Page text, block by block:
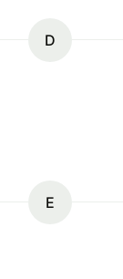
D
E